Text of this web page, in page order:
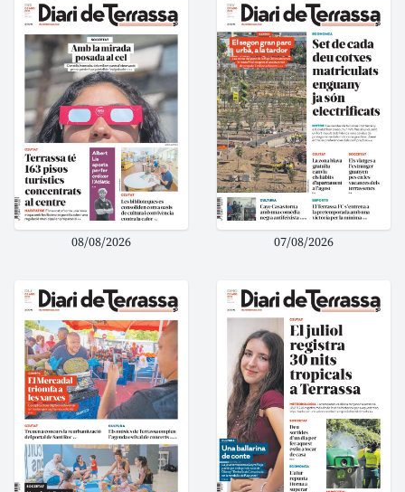
08/08/2026 07/08/2026